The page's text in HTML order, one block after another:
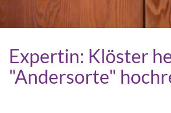
Expertin: Klöster
"Andersorte"